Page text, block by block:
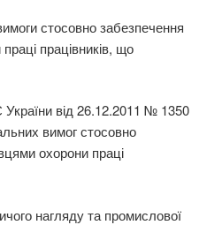
стосовно забезпечення
праців­ників, що
від 26.12.2011 № 1350
вимог стосовно
охорони праці
нагляду та промислової